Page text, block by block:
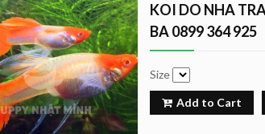
KOI DO NHA
BA 0899 364 925
Size
Add to Cart